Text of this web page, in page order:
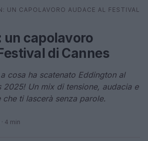
⌕ ×
UN CAPOLAVORO AUDACE AL FESTIVAL
un capolavoro
di Cannes
cosa ha scatenato Eddington al
2025! Un mix di tensione, audacia e
ti lascerà senza parole.
· 4 min